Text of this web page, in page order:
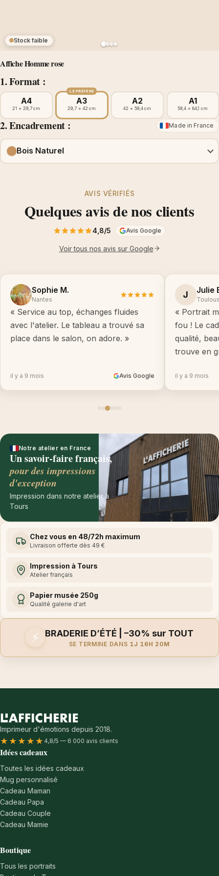
Affiche Homme rose
1. Format :
Stock faible
A4
21 × 29,7 cm
LE PRÉFÉRÉ
A3
29,7 × 42 cm
A2
42 × 59,4 cm
A1
59,4 × 84,1 cm
2. Encadrement : Made in France
Bois Naturel
AVIS VÉRIFIÉS
Quelques avis de nos clients
4,8/5 Avis Google
Voir tous nos avis sur Google
Sophie M.
Nantes
« Service au top, échanges fluides
avec l'atelier. Le tableau a trouvé sa
place dans le salon, on adore. »
il y a 9 mois Avis Google
J Julie
« Portrait
fou ! Le
qualité,
trouve en
il y a 9 mois
Notre atelier en France
Un savoir-faire français,
pour des impressions
d'exception
Impression dans notre atelier à
Tours
Chez vous en 48/72h maximum
Livraison offerte dès 49 €
Impression à Tours
Atelier français
Papier musée 250g
Qualité galerie d'art
⚡ BRADERIE D’ÉTÉ | –30% sur TOUT
SE TERMINE DANS 1J 16H 20M
Imprimeur d'émotions depuis 2018.
★★★★★ 4,8/5 — 6 000 avis clients
Idées cadeaux
Toutes les idées cadeaux
Mug personnalisé
Cadeau Maman
Cadeau Papa
Cadeau Couple
Cadeau Mamie
Boutique
Tous les portraits